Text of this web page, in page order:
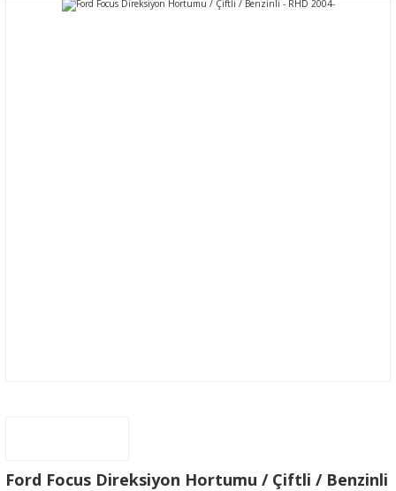
Ford Focus Direksiyon Hortumu / Çiftli / Benzinli